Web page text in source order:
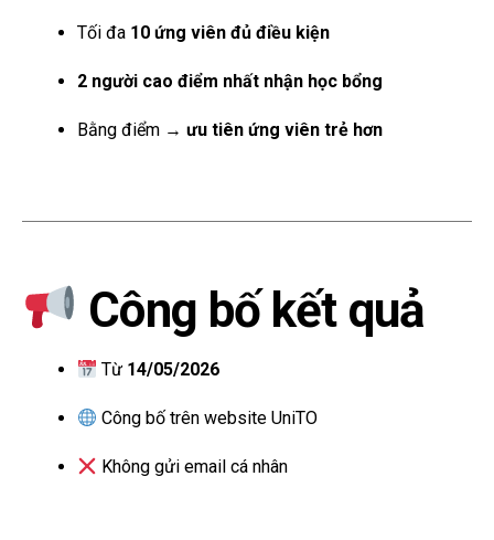
Tối đa 10 ứng viên đủ điều kiện
2 người cao điểm nhất nhận học bổng
Bằng điểm → ưu tiên ứng viên trẻ hơn
Công bố kết quả
Từ 14/05/2026
Công bố trên website UniTO
Không gửi email cá nhân